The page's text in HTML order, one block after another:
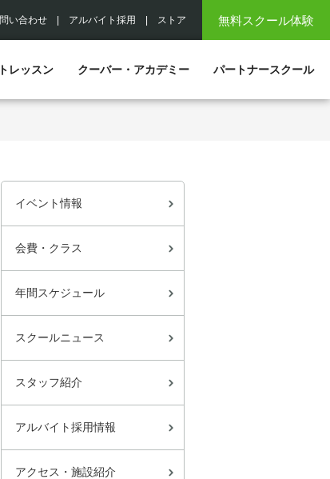
無料スクール体験
い合わせ アルバイト採用 ストア
レッスン クーバー・アカデミー パートナースクール
イベント情報
会費・クラス
年間スケジュール
スクールニュース
スタッフ紹介
アルバイト採用情報
アクセス・施設紹介